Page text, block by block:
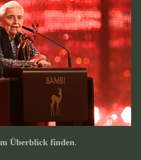
Überblick finden.